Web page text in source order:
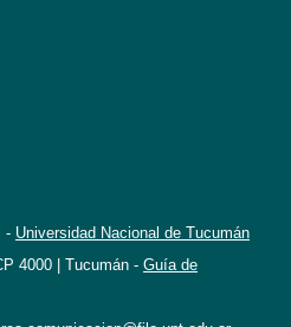
- Universidad Nacional de Tucumán
4000 | Tucumán - Guía de